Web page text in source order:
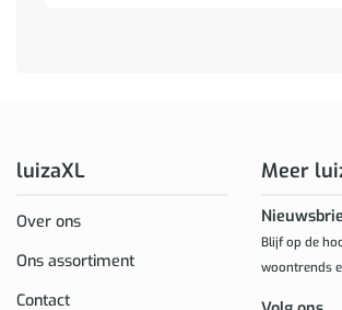
luizaXL
Over ons
Ons assortiment
Contact
Meer
Blijf op de
woontrends